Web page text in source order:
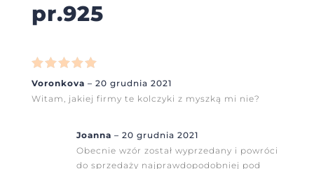
pr.925
Oceniono
5
Voronkova – 20 grudnia 2021
Witam, jakiej firmy te kolczyki z myszką mi nie?
Joanna – 20 grudnia 2021
Obecnie wzór został wyprzedany i powróci
do sprzedaży najprawdopodobniej pod